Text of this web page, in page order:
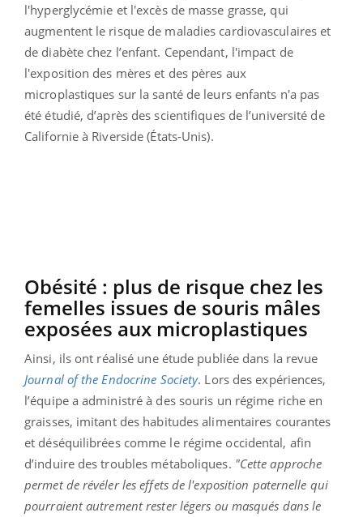
l'hyperglycémie et l'excès de masse grasse, qui
augmentent le risque de maladies cardiovasculaires et
de diabète chez l’enfant. Cependant, l'impact de
l'exposition des mères et des pères aux
microplastiques sur la santé de leurs enfants n'a pas
été étudié, d’après des scientifiques de l’université de
Californie à Riverside (États-Unis).
Obésité : plus de risque chez les
femelles issues de souris mâles
exposées aux microplastiques
Ainsi, ils ont réalisé une étude publiée dans la revue
Journal of the Endocrine Society. Lors des expériences,
l’équipe a administré à des souris un régime riche en
graisses, imitant des habitudes alimentaires courantes
et déséquilibrées comme le régime occidental, afin
d’induire des troubles métaboliques. "Cette approche
permet de révéler les effets de l'exposition paternelle qui
pourraient autrement rester légers ou masqués dans le